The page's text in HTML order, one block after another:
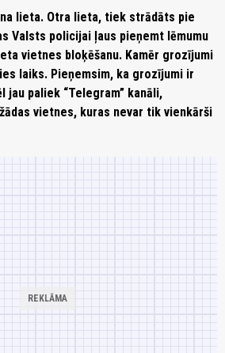
lieta. Otra lieta, tiek strādāts pie
Valsts policijai ļaus pieņemt lēmumu
vietnes bloķēšanu. Kamēr grozījumi
laiks. Pieņemsim, ka grozījumi ir
jau paliek “Telegram” kanāli,
vietnes, kuras nevar tik vienkārši